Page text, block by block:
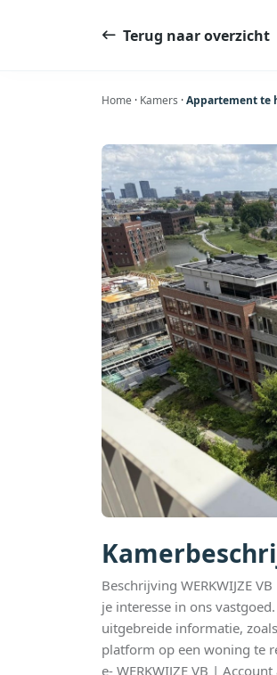
Terug naar overzicht
Home · Kamers ·Appartement te
Beschrijving WERKWIJZE
je interesse in ons
uitgebreide informatie,
platform op een woning te
e- WERKWIJZE VB |